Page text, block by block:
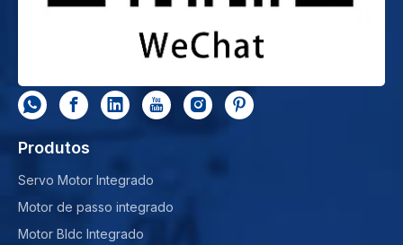
Produtos
Servo Motor Integrado
Motor de passo integrado
Motor Bldc Integrado